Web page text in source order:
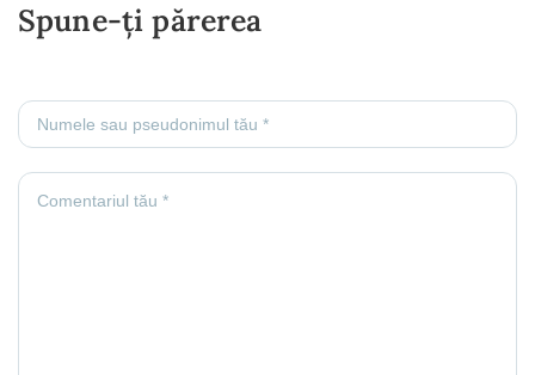
Spune-ți părerea